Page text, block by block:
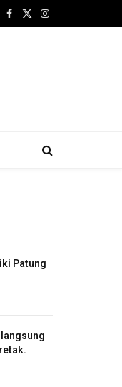
Facebook
X
Instagram
Patung
langsung